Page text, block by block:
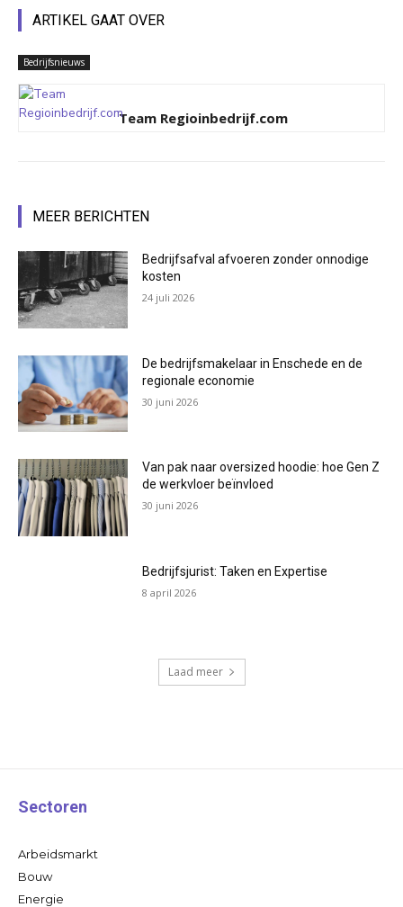
ARTIKEL GAAT OVER
Bedrijfsnieuws
Team Regioinbedrijf.com
MEER BERICHTEN
Bedrijfsafval afvoeren zonder onnodige
kosten
24 juli 2026
De bedrijfsmakelaar in Enschede en de
regionale economie
30 juni 2026
Van pak naar oversized hoodie: hoe Gen Z
de werkvloer beïnvloed
30 juni 2026
Bedrijfsjurist: Taken en Expertise
8 april 2026
Laad meer
Sectoren
Arbeidsmarkt
Bouw
Energie